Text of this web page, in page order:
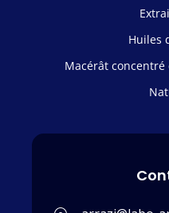
Huiles
Macérât concentré